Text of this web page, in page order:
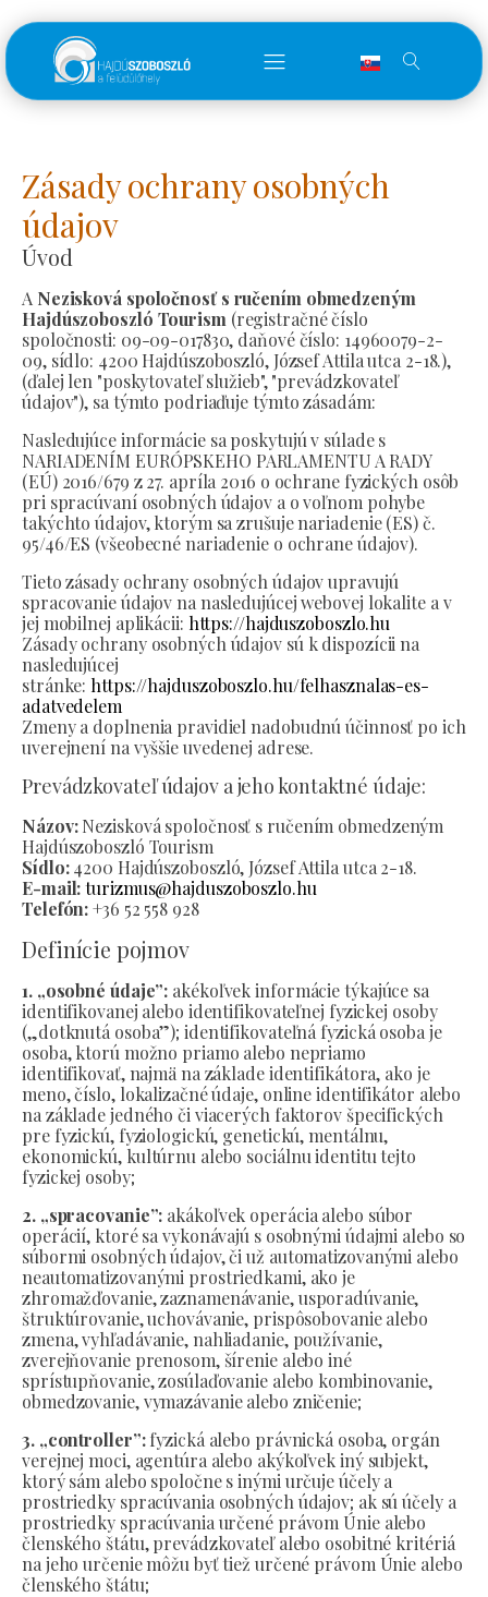
Zásady ochrany osobných
údajov
Úvod
A Nezisková spoločnosť s ručením obmedzeným
Hajdúszoboszló Tourism (registračné číslo
spoločnosti: 09-09-017830, daňové číslo: 14960079-2-
09, sídlo: 4200 Hajdúszoboszló, József Attila utca 2-18.),
(ďalej len "poskytovateľ služieb", "prevádzkovateľ
údajov"), sa týmto podriaďuje týmto zásadám:
Nasledujúce informácie sa poskytujú v súlade s
NARIADENÍM EURÓPSKEHO PARLAMENTU A RADY
(EÚ) 2016/679 z 27. apríla 2016 o ochrane fyzických osôb
pri spracúvaní osobných údajov a o voľnom pohybe
takýchto údajov, ktorým sa zrušuje nariadenie (ES) č.
95/46/ES (všeobecné nariadenie o ochrane údajov).
Tieto zásady ochrany osobných údajov upravujú
spracovanie údajov na nasledujúcej webovej lokalite a v
jej mobilnej aplikácii: https://hajduszoboszlo.hu
Zásady ochrany osobných údajov sú k dispozícii na
nasledujúcej
stránke: https://hajduszoboszlo.hu/felhasznalas-es-
adatvedelem
Zmeny a doplnenia pravidiel nadobudnú účinnosť po ich
uverejnení na vyššie uvedenej adrese.
Prevádzkovateľ údajov a jeho kontaktné údaje:
Názov:Nezisková spoločnosť s ručením obmedzeným
Hajdúszoboszló Tourism
Sídlo:4200 Hajdúszoboszló, József Attila utca 2-18.
E-mail: turizmus@hajduszoboszlo.hu
Telefón:+36 52 558 928
Definície pojmov
1. „osobné údaje”: akékoľvek informácie týkajúce sa
identifikovanej alebo identifikovateľnej fyzickej osoby
(„dotknutá osoba”); identifikovateľná fyzická osoba je
osoba, ktorú možno priamo alebo nepriamo
identifikovať, najmä na základe identifikátora, ako je
meno, číslo, lokalizačné údaje, online identifikátor alebo
na základe jedného či viacerých faktorov špecifických
pre fyzickú, fyziologickú, genetickú, mentálnu,
ekonomickú, kultúrnu alebo sociálnu identitu tejto
fyzickej osoby;
2. „spracovanie”: akákoľvek operácia alebo súbor
operácií, ktoré sa vykonávajú s osobnými údajmi alebo so
súbormi osobných údajov, či už automatizovanými alebo
neautomatizovanými prostriedkami, ako je
zhromažďovanie, zaznamenávanie, usporadúvanie,
štruktúrovanie, uchovávanie, prispôsobovanie alebo
zmena, vyhľadávanie, nahliadanie, používanie,
zverejňovanie prenosom, šírenie alebo iné
sprístupňovanie, zosúlaďovanie alebo kombinovanie,
obmedzovanie, vymazávanie alebo zničenie;
3. „controller”:fyzická alebo právnická osoba, orgán
verejnej moci, agentúra alebo akýkoľvek iný subjekt,
ktorý sám alebo spoločne s inými určuje účely a
prostriedky spracúvania osobných údajov; ak sú účely a
prostriedky spracúvania určené právom Únie alebo
členského štátu, prevádzkovateľ alebo osobitné kritériá
na jeho určenie môžu byť tiež určené právom Únie alebo
členského štátu;